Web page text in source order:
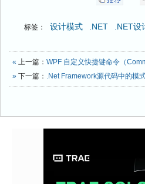
标签： 设计模式 .NET .NET设
« 上一篇： WPF 自定义快捷键命令（
» 下一篇： .Net Framework源代码中的